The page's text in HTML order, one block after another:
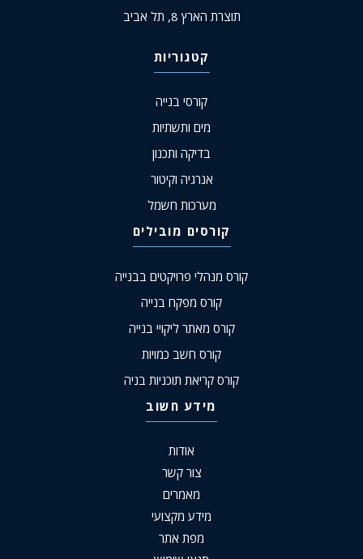
תוצרת הארץ 8, תל אביב
קטגוריות
קורסי בנייה
מים ותשתיות
בדיקה ותכנון
אנרגיה וקיטור
מערכות חשמל
קורסים מובילים
קורס מנהלי פרויקטים בבנייה
קורס מפקח בנייה
קורס מאתר ליקויי בנייה
קורס חשב כמויות
קורס קריאת תוכניות בניה
מידע חשוב
אודות
צור קשר
מאמרים
מידע מקצועי
מפת אתר